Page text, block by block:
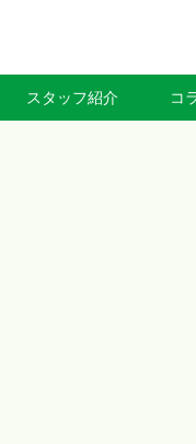
スタッフ紹介 コ